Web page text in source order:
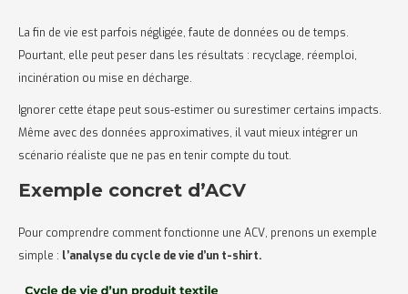
La fin de vie est parfois négligée, faute de données ou de temps.
Pourtant, elle peut peser dans les résultats : recyclage, réemploi,
incinération ou mise en décharge.
Ignorer cette étape peut sous-estimer ou surestimer certains impacts.
Même avec des données approximatives, il vaut mieux intégrer un
scénario réaliste que ne pas en tenir compte du tout.
Exemple concret d’ACV
Pour comprendre comment fonctionne une ACV, prenons un exemple
simple : l’analyse du cycle de vie d’un t-shirt.